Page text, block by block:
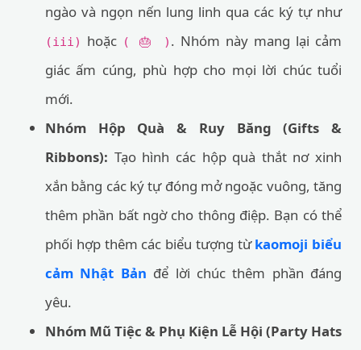
ngào và ngọn nến lung linh qua các ký tự như
(iii) hoặc ( 🎂 ) . Nhóm này mang lại cảm
giác ấm cúng, phù hợp cho mọi lời chúc tuổi
mới.
Nhóm Hộp Quà & Ruy Băng (Gifts &
Ribbons): Tạo hình các hộp quà thắt nơ xinh
xắn bằng các ký tự đóng mở ngoặc vuông, tăng
thêm phần bất ngờ cho thông điệp. Bạn có thể
phối hợp thêm các biểu tượng từkaomoji biểu
cảm Nhật Bản để lời chúc thêm phần đáng
yêu.
Nhóm Mũ Tiệc & Phụ Kiện Lễ Hội (Party Hats